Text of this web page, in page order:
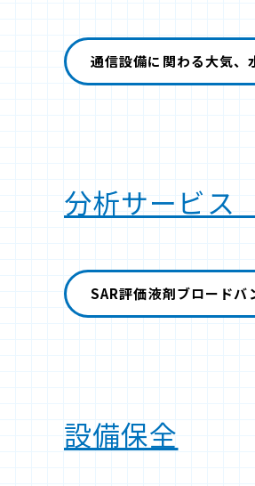
通信設備に関わる大気、
分析サービ
SAR評価液剤ブロードバ
設備保全